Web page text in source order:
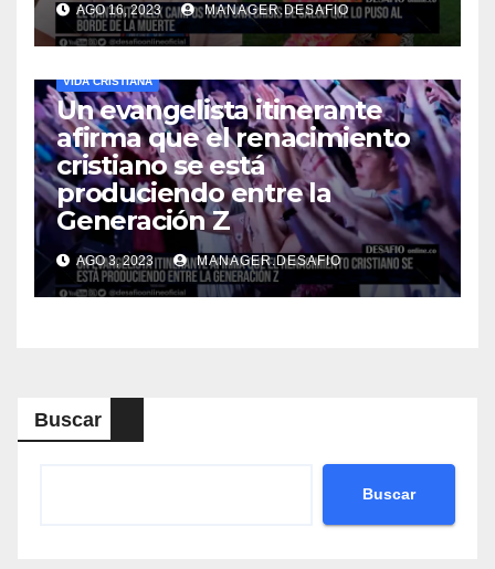
AGO 16, 2023 MANAGER.DESAFIO
VIDA CRISTIANA
Un evangelista itinerante
afirma que el renacimiento
cristiano se está
produciendo entre la
Generación Z
AGO 3, 2023 MANAGER.DESAFIO
Buscar
Buscar